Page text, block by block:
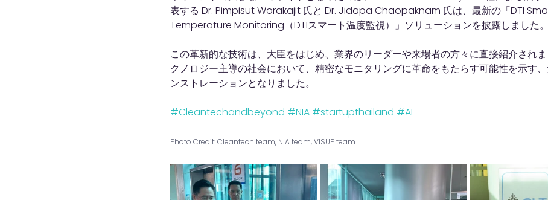
表する Dr. Pimpisut Worakajit 氏と Dr. Jidapa Chaopaknam 氏は、最新の「DTI
Temperature Monitoring（DTIスマート温度監視）」ソリューションを披露しました。
この革新的な技術は、大臣をはじめ、業界のリーダーや来場者の方々に直接紹介され
クノロジー主導の社会において、精密なモニタリングに革命をもたらす可能性を示す
ンストレーションとなりました。
#Cleantechandbeyond #NIA #startupthailand #AI
Photo Credit: Cleantech team, NIA team, VISUP team